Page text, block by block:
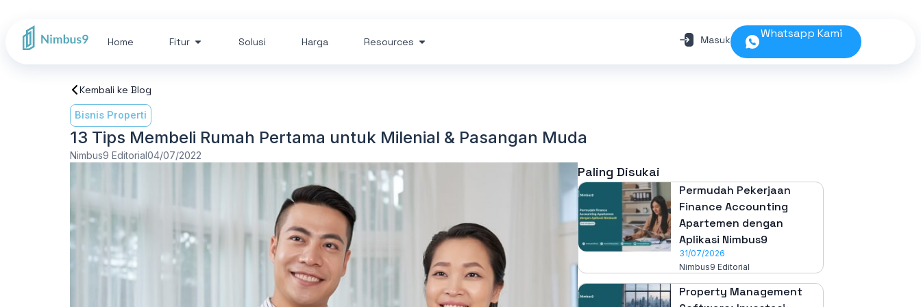
Home Fitur Solusi Harga Resources
Whatsapp Kami
Kembali ke Blog
Bisnis Properti
13 Tips Membeli Rumah Pertama untuk Milenial & Pasangan Muda
Nimbus9 Editorial04/07/2022
Paling Disukai
Permudah Pekerjaan
Finance Accounting
Apartemen dengan
Aplikasi Nimbus9
31/07/2026
Nimbus9 Editorial
Property Management